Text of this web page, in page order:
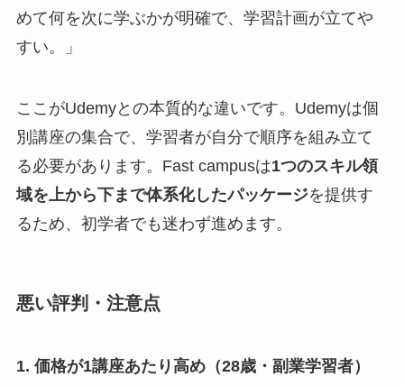
めて何を次に学ぶかが明確で、学習計画が立てや
すい。」
ここがUdemyとの本質的な違いです。Udemyは個
別講座の集合で、学習者が自分で順序を組み立て
る必要があります。Fast campusは1つのスキル領
域を上から下まで体系化したパッケージを提供す
るため、初学者でも迷わず進めます。
悪い評判・注意点
1. 価格が1講座あたり高め（28歳・副業学習者）